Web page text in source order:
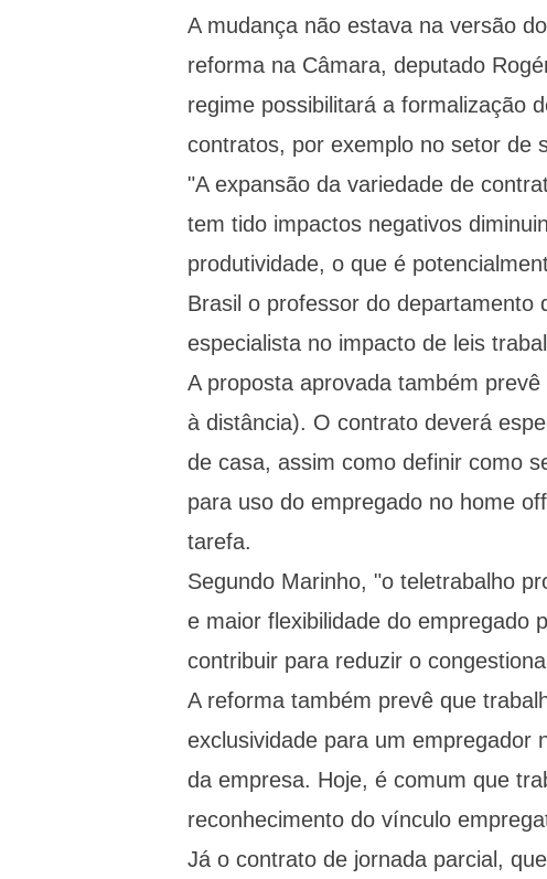
A mudança não estava na versão
reforma na Câmara, deputado
regime possibilitará a formalização
contratos, por exemplo no setor de
"A expansão da variedade de
tem tido impactos negativos
produtividade, o que é
Brasil o professor do departamento
especialista no impacto de leis
A proposta aprovada também
à distância). O contrato deverá
de casa, assim como definir como
para uso do empregado no home
tarefa.
Segundo Marinho, "o teletrabalho
e maior flexibilidade do empregado
contribuir para reduzir o
A reforma também prevê que
exclusividade para um empregador
da empresa. Hoje, é comum que
reconhecimento do vínculo
Já o contrato de jornada parcial,